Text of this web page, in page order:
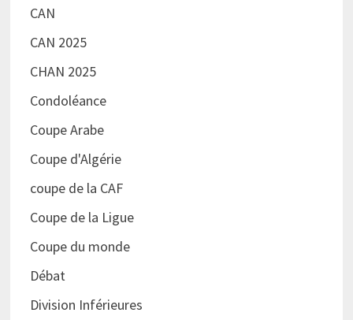
CAN
CAN 2025
CHAN 2025
Condoléance
Coupe Arabe
Coupe d'Algérie
coupe de la CAF
Coupe de la Ligue
Coupe du monde
Débat
Division Inférieures